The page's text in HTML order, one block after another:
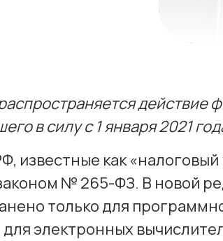
действие
в силу с 1 января 2021
известные как
№ 265-ФЗ. В новой
только для
электронных